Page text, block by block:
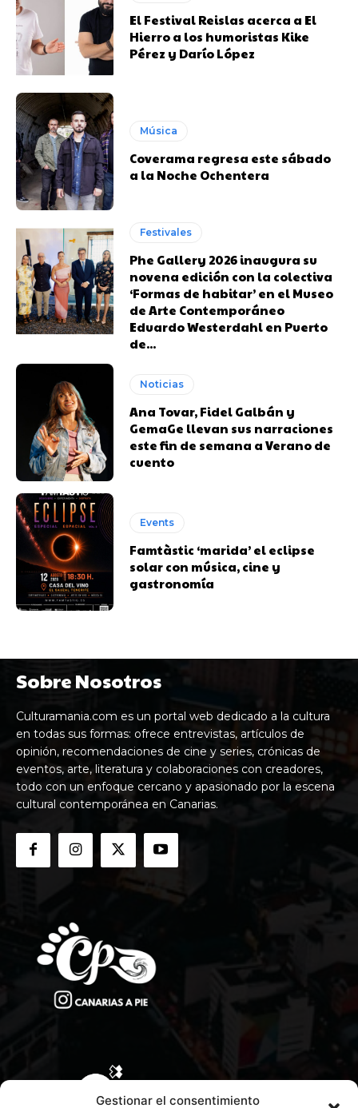
Gestionar el consentimiento
El Festival Reislas acerca a El
Hierro a los humoristas Kike
Pérez y Darío López
Música
Coverama regresa este sábado
a la Noche Ochentera
Festivales
Phe Gallery 2026 inaugura su
novena edición con la colectiva
‘Formas de habitar’ en el Museo
de Arte Contemporáneo
Eduardo Westerdahl en Puerto
de...
Noticias
Ana Tovar, Fidel Galbán y
GemaGe llevan sus narraciones
este fin de semana a Verano de
cuento
Events
Famtàstic ‘marida’ el eclipse
solar con música, cine y
gastronomía
Sobre Nosotros
Culturamania.com es un portal web dedicado a la cultura
en todas sus formas: ofrece entrevistas, artículos de
opinión, recomendaciones de cine y series, crónicas de
eventos, arte, literatura y colaboraciones con creadores,
todo con un enfoque cercano y apasionado por la escena
cultural contemporánea en Canarias.